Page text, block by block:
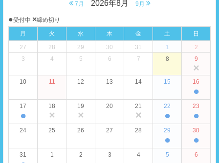
7月 2026年8月 9月
●受付中 ×締め切り
月
火 水 木 金 土
日
27
28 29 30 31 1
2
3
4 5 6 7 8 9
×
10 11 12 13 14 15 16
●
17
●
18
×
19
×
20 21
×
22
●
23
●
24 25 26 27 28 29
●
30
●
31 1 2 3 4 5 6